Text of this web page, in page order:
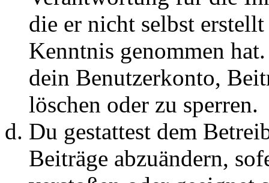
die er nicht selbst
Kenntnis genommen
dein Benutzerkonto,
löschen oder zu sperren.
Du gestattest dem
Beiträge abzuändern,